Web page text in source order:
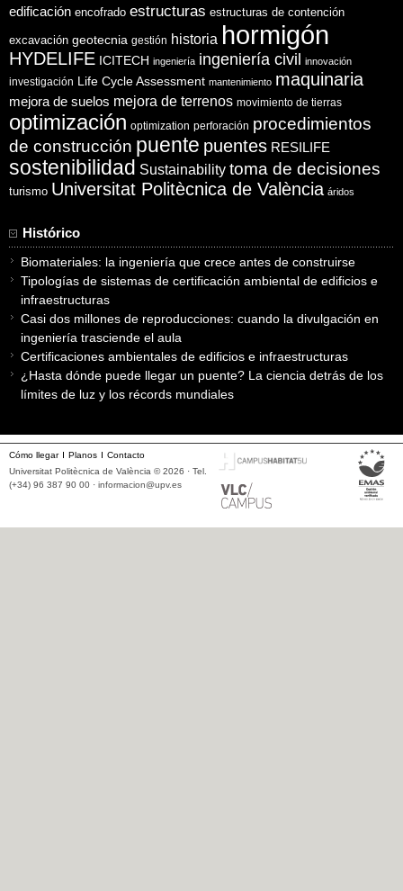
edificación encofrado estructuras estructuras de contención
excavación geotecnia gestión historia hormigón
HYDELIFE ICITECH ingeniería ingeniería civil innovación
investigación Life Cycle Assessment mantenimiento maquinaria
mejora de suelos mejora de terrenos movimiento de tierras
optimización optimization perforación procedimientos
de construcción puente puentes RESILIFE
sostenibilidad Sustainability toma de decisiones
turismo Universitat Politècnica de València áridos
Histórico
Biomateriales: la ingeniería que crece antes de construirse
Tipologías de sistemas de certificación ambiental de edificios e
infraestructuras
Casi dos millones de reproducciones: cuando la divulgación en
ingeniería trasciende el aula
Certificaciones ambientales de edificios e infraestructuras
¿Hasta dónde puede llegar un puente? La ciencia detrás de los
límites de luz y los récords mundiales
Cómo llegar Planos
Contacto
Universitat Politècnica de València © 2026 · Tel.
(+34) 96 387 90 00 · informacion@upv.es